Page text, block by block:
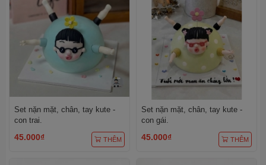
Set nặn mặt, chân, tay kute -
con trai.
45.000₫ THÊM
Set nặn mặt, chân, tay kute -
con gái.
45.000₫ THÊM